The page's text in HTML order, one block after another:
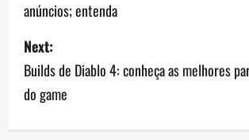
s
t
n
a
anúncios; entenda
Next:
Builds de Diablo 4: conheça as melhores
do game